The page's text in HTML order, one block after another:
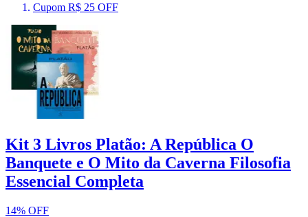
Cupom R$ 25 OFF
Kit 3 Livros Platão: A República O
Banquete e O Mito da Caverna Filosofia
Essencial Completa
14% OFF